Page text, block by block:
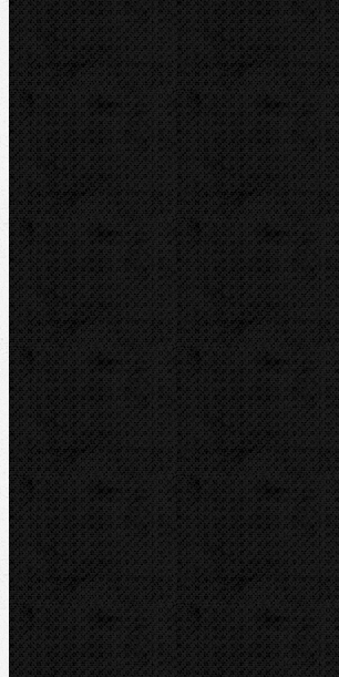
Elektrické
Elekrohydraulické
Hydraulické
Ohýbací segmenty CBC
Ohýbací segmenty RIDGID
Ohýbací segmenty REMS
Ohýbací segmenty ROTHENBERGER
Ohýbačky stavební oceli
Příslušenství
Vyhrdlovače
Lisování
Závitořezy
Drážkovače